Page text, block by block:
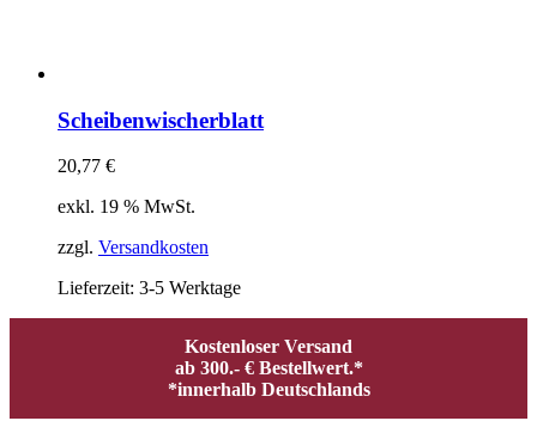
Scheibenwischerblatt
20,77 €
exkl. 19 % MwSt.
zzgl. Versandkosten
Lieferzeit: 3-5 Werktage
Kostenloser Versand
ab 300.- € Bestellwert.*
*innerhalb Deutschlands